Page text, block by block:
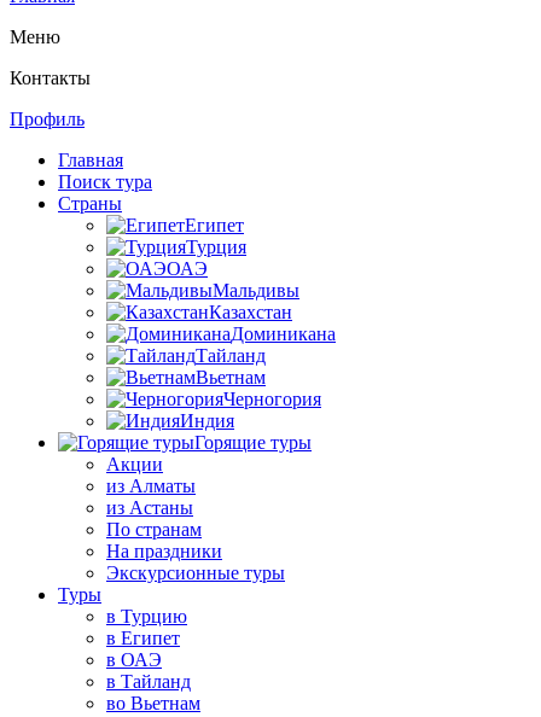
Меню
Контакты
Профиль
Главная
Поиск тура
Страны
Египет
Турция
ОАЭ
Мальдивы
Казахстан
Доминикана
Тайланд
Вьетнам
Черногория
Индия
Горящие туры
Акции
из Алматы
из Астаны
По странам
На праздники
Экскурсионные туры
Туры
в Турцию
в Египет
в ОАЭ
в Тайланд
во Вьетнам